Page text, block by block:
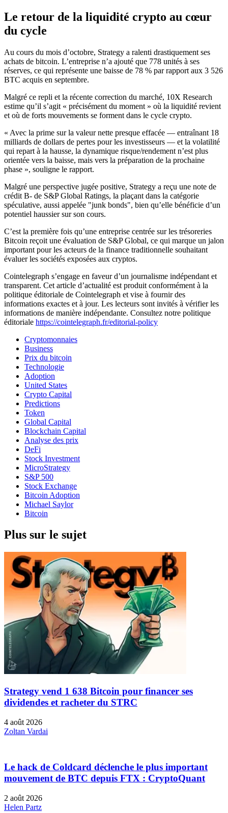
Le retour de la liquidité crypto au cœur
du cycle
Au cours du mois d’octobre, Strategy a ralenti drastiquement ses
achats de bitcoin. L’entreprise n’a ajouté que 778 unités à ses
réserves, ce qui représente une baisse de 78 % par rapport aux 3 526
BTC acquis en septembre.
Malgré ce repli et la récente correction du marché, 10X Research
estime qu’il s’agit « précisément du moment » où la liquidité revient
et où de forts mouvements se forment dans le cycle crypto.
« Avec la prime sur la valeur nette presque effacée — entraînant 18
milliards de dollars de pertes pour les investisseurs — et la volatilité
qui repart à la hausse, la dynamique risque/rendement n’est plus
orientée vers la baisse, mais vers la préparation de la prochaine
phase », souligne le rapport.
Malgré une perspective jugée positive, Strategy a reçu une note de
crédit B- de S&P Global Ratings, la plaçant dans la catégorie
spéculative, aussi appelée "junk bonds", bien qu’elle bénéficie d’un
potentiel haussier sur son cours.
C’est la première fois qu’une entreprise centrée sur les trésoreries
Bitcoin reçoit une évaluation de S&P Global, ce qui marque un jalon
important pour les acteurs de la finance traditionnelle souhaitant
évaluer les sociétés exposées aux cryptos.
Cointelegraph s’engage en faveur d’un journalisme indépendant et
transparent. Cet article d’actualité est produit conformément à la
politique éditoriale de Cointelegraph et vise à fournir des
informations exactes et à jour. Les lecteurs sont invités à vérifier les
informations de manière indépendante. Consultez notre politique
éditoriale https://cointelegraph.fr/editorial-policy
Cryptomonnaies
Business
Prix du bitcoin
Technologie
Adoption
United States
Crypto Capital
Predictions
Token
Global Capital
Blockchain Capital
Analyse des prix
DeFi
Stock Investment
MicroStrategy
S&P 500
Stock Exchange
Bitcoin Adoption
Michael Saylor
Bitcoin
Plus sur le sujet
Strategy vend 1 638 Bitcoin pour financer ses
dividendes et racheter du STRC
4 août 2026
Zoltan Vardai
Le hack de Coldcard déclenche le plus important
mouvement de BTC depuis FTX : CryptoQuant
2 août 2026
Helen Partz